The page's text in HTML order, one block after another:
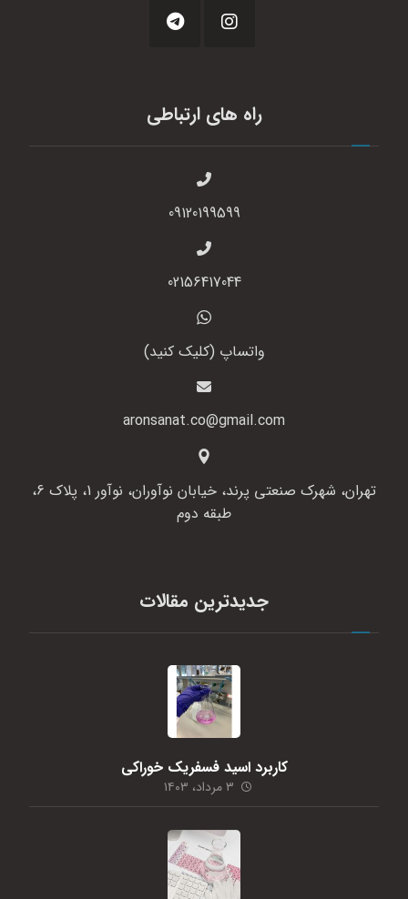
راه های ارتباطی
09120199599
02156417044
واتساپ (کلیک کنید)
aronsanat.co@gmail.com
تهران، شهرک صنعتی پرند، خیابان نوآوران، نوآور 1، پلاک 6،
طبقه دوم
جدیدترین مقالات
کاربرد اسید فسفریک خوراکی
۳ مرداد، ۱۴۰۳